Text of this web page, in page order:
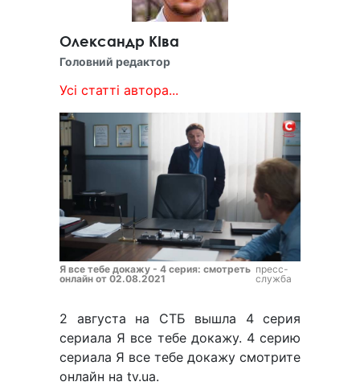
Олександр КІва
Головний редактор
Усі статті автора...
Я все тебе докажу - 4 серия: смотреть
онлайн от 02.08.2021
пресс-
служба
2 августа на СТБ вышла 4 серия
сериала Я все тебе докажу. 4 серию
сериала Я все тебе докажу смотрите
онлайн на tv.ua.